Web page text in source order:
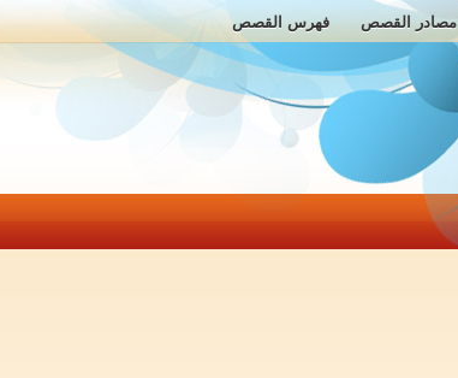
مصادر القصص فهرس القصص